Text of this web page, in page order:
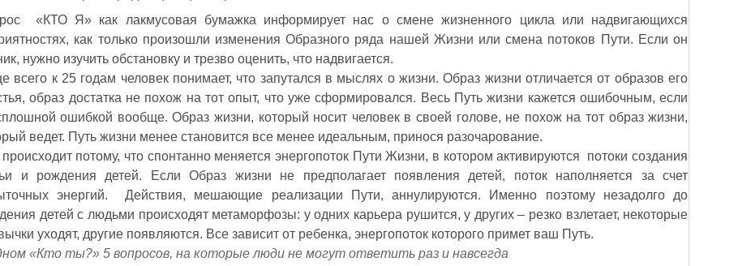
«КТО Я» как лакмусовая бумажка информирует нас о смене жизненного цикла или надвигающихся
как только произошли изменения Образного ряда нашей Жизни или смена потоков Пути. Если он
нужно изучить обстановку и трезво оценить, что надвигается.
всего к 25 годам человек понимает, что запутался в мыслях о жизни. Образ жизни отличается от образов его
образ достатка не похож на тот опыт, что уже сформировался. Весь Путь жизни кажется ошибочным, если
ошибкой вообще. Образ жизни, который носит человек в своей голове, не похож на тот образ жизни,
ведет. Путь жизни менее становится все менее идеальным, принося разочарование.
потому, что спонтанно меняется энергопоток Пути Жизни, в котором активируются потоки создания
и рождения детей. Если Образ жизни не предполагает появления детей, поток наполняется за счет
энергий. Действия, мешающие реализации Пути, аннулируются. Именно поэтому незадолго до
детей с людьми происходят метаморфозы: у одних карьера рушится, у других – резко взлетает, некоторые
уходят, другие появляются. Все зависит от ребенка, энергопоток которого примет ваш Путь.
«Кто ты?» 5 вопросов, на которые люди не могут ответить раз и навсегда